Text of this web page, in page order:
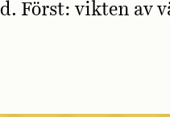
Först: vikten av